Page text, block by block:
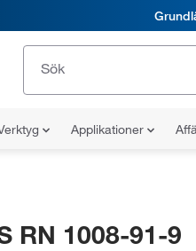
Applikationer
RN 1008-91-9